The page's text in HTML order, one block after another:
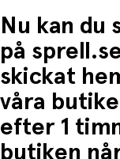
Nu kan du
på
skickat
våra
efter 1
butiken